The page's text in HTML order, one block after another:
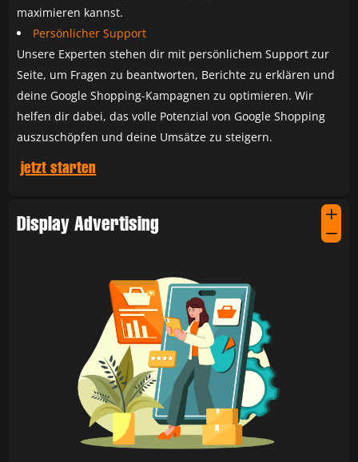
maximieren kannst.
Persönlicher Support
Unsere Experten stehen dir mit persönlichem Support zur
Seite, um Fragen zu beantworten, Berichte zu erklären und
deine Google Shopping-Kampagnen zu optimieren. Wir
helfen dir dabei, das volle Potenzial von Google Shopping
auszuschöpfen und deine Umsätze zu steigern.
jetzt starten
Display Advertising
L
K